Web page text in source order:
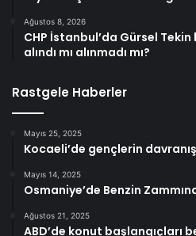
Ağustos 8, 2026
CHP İstanbul’da Gürsel
alındı mı alınmadı mı?
Rastgele Haberler
Mayıs 25, 2025
Kocaeli’de gençlerin
Mayıs 14, 2025
Osmaniye’de Benzin
Ağustos 21, 2025
ABD’de konut başlangıçları